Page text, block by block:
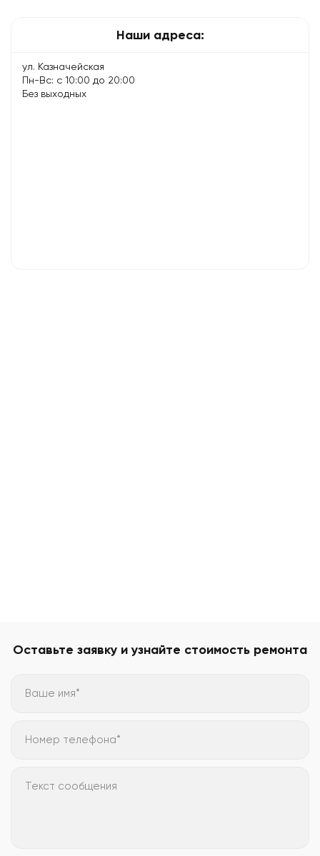
Наши адреса:
ул. Казначейская
Пн-Вс: с 10:00 до 20:00
Без выходных
Оставьте заявку и узнайте стоимость ремонта
Ваше имя*
Номер телефона*
Текст сообщения